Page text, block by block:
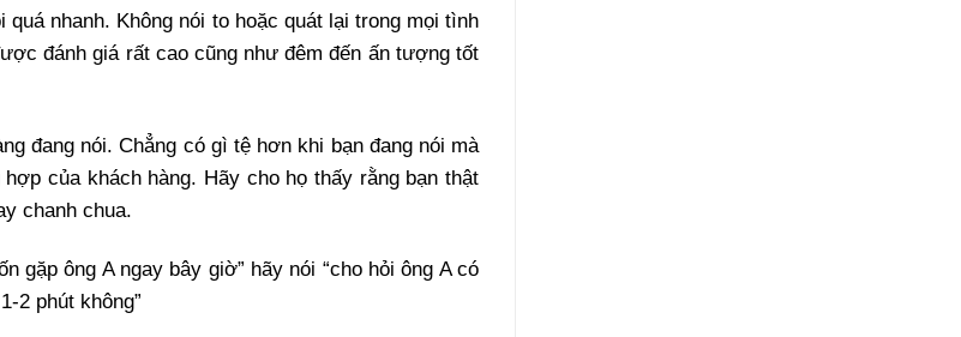
nhanh. Không nói to hoặc quát lại trong mọi tình
đánh giá rất cao cũng như đêm đến ấn tượng tốt
đang nói. Chẳng có gì tệ hơn khi bạn đang nói mà
của khách hàng. Hãy cho họ thấy rằng bạn thật
chanh chua.
gặp ông A ngay bây giờ” hãy nói “cho hỏi ông A có
2 phút không”